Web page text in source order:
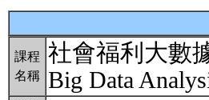
課程
名稱
社會福利大數
Big Data